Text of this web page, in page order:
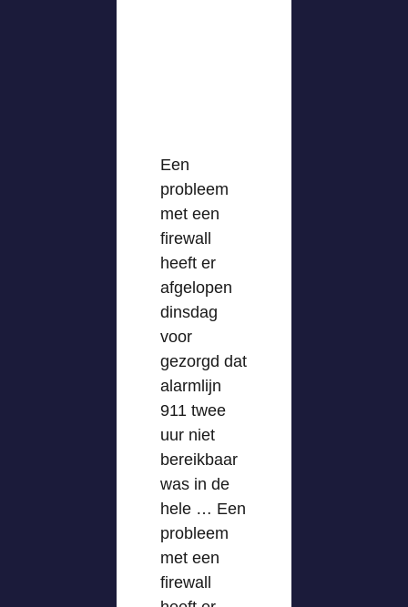
Een
probleem
met een
firewall
heeft er
afgelopen
dinsdag
voor
gezorgd dat
alarmlijn
911 twee
uur niet
bereikbaar
was in de
hele … Een
probleem
met een
firewall